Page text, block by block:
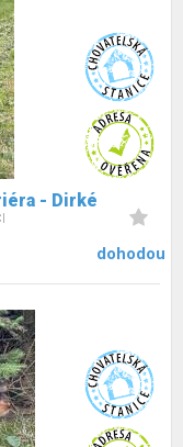
- Dirké
dohodou